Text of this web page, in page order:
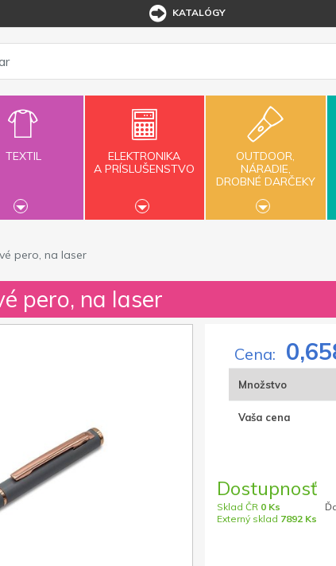
KATALÓGY
TEXTIL
ELEKTRONIKA
A PRÍSLUŠENSTVO
OUTDOOR,
NÁRADIE,
DROBNÉ DARČEKY
pero, na laser
pero, na laser
Cena:
Množstvo
Vaša cena
Dostupnosť
Sklad ČR 0 Ks
Externý sklad 7892 Ks